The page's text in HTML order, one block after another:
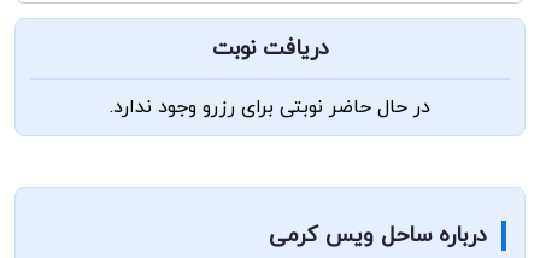
دریافت نوبت
در حال حاضر نوبتی برای رزرو وجود ندارد.
درباره ساحل ویس‌ کرمی